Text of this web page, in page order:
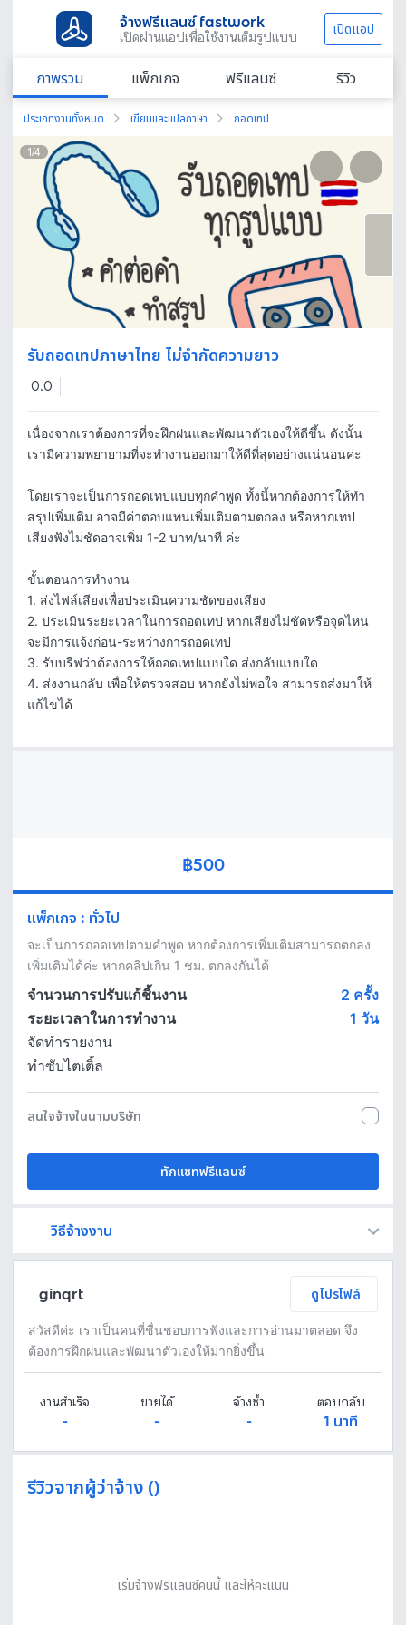
จ้างฟรีแลนซ์ fastwork
เปิดผ่านแอปเพื่อใช้งานเต็มรูปแบบ เปิดแอป
ภาพรวม แพ็กเกจ ฟรีแลนซ์ รีวิว
ประเภทงานทั้งหมด เขียนและแปลภาษา ถอดเทป
1/4
รับถอดเทปภาษาไทย ไม่จำกัดความยาว
0.0
เนื่องจากเราต้องการที่จะฝึกฝนและพัฒนาตัวเองให้ดีขึ้น ดังนั้น
เรามีความพยายามที่จะทำงานออกมาให้ดีที่สุดอย่างแน่นอนค่ะ
โดยเราจะเป็นการถอดเทปแบบทุกคำพูด ทั้งนี้หากต้องการให้ทำ
สรุปเพิ่มเติม อาจมีค่าตอบแทนเพิ่มเติมตามตกลง หรือหากเทป
เสียงฟังไม่ชัดอาจเพิ่ม 1-2 บาท/นาที ค่ะ
ขั้นตอนการทำงาน
1. ส่งไฟล์เสียงเพื่อประเมินความชัดของเสียง
2. ประเมินระยะเวลาในการถอดเทป หากเสียงไม่ชัดหรือจุดไหน
จะมีการแจ้งก่อน-ระหว่างการถอดเทป
3. รับบรีฟว่าต้องการให้ถอดเทปแบบใด ส่งกลับแบบใด
4. ส่งงานกลับ เพื่อให้ตรวจสอบ หากยังไม่พอใจ สามารถส่งมาให้
แก้ไขได้
฿500
แพ็กเกจ : ทั่วไป
จะเป็นการถอดเทปตามคำพูด หากต้องการเพิ่มเติมสามารถตกลง
เพิ่มเติมได้ค่ะ หากคลิปเกิน 1 ชม. ตกลงกันได้
จำนวนการปรับแก้ชิ้นงาน
2 ครั้ง
ระยะเวลาในการทำงาน
1 วัน
จัดทำรายงาน
ทำซับไตเติ้ล
สนใจจ้างในนามบริษัท
ทักแชทฟรีแลนซ์
วิธีจ้างงาน
ginqrt ดูโปรไฟล์
สวัสดีค่ะ เราเป็นคนที่ชื่นชอบการฟังและการอ่านมาตลอด จึง
ต้องการฝึกฝนและพัฒนาตัวเองให้มากยิ่งขึ้น
งานสำเร็จ
-
ขายได้
-
จ้างซ้ำ
-
ตอบกลับ
1 นาที
รีวิวจากผู้ว่าจ้าง ()
เริ่มจ้างฟรีแลนซ์คนนี้ และให้คะแนน